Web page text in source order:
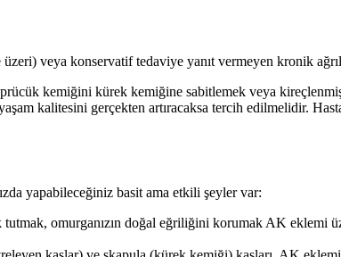
veya konservatif tedaviye yanıt vermeyen kronik
kemiğini kürek kemiğine sabitlemek veya
kalitesini gerçekten artıracaksa tercih edilmelidir.
yapabileceğiniz basit ama etkili şeyler var:
tutmak, omurganızın doğal eğriliğini korumak AK eklemi